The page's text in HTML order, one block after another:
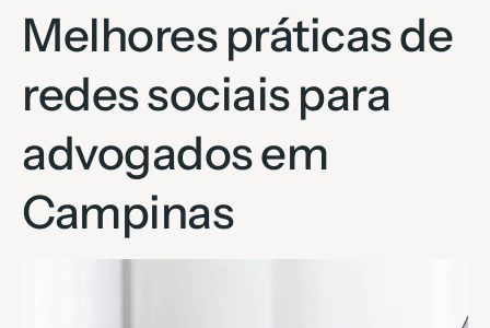
Melhores práticas de
redes sociais para
advogados em
Campinas